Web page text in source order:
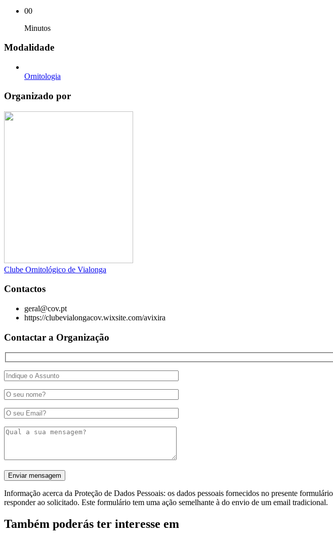
00
Minutos
Modalidade
Ornitologia
Organizado por
Clube Ornitológico de Vialonga
Contactos
geral@cov.pt
https://clubevialongacov.wixsite.com/avixira
Contactar a Organização
Informação acerca da Proteção de Dados Pessoais: os dados pessoais fornecidos no presente
responder ao solicitado. Este formulário tem uma ação semelhante à do envio de um email tradicional.
Também poderás ter interesse em